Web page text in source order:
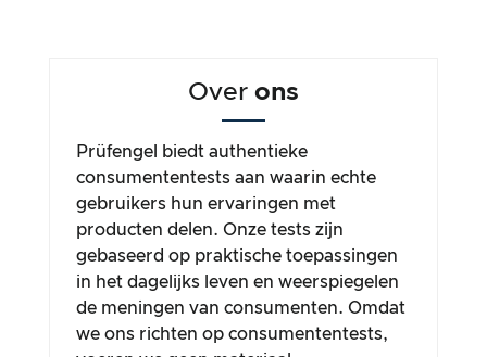
Over ons
Prüfengel biedt authentieke
consumententests aan waarin echte
gebruikers hun ervaringen met
producten delen. Onze tests zijn
gebaseerd op praktische toepassingen
in het dagelijks leven en weerspiegelen
de meningen van consumenten. Omdat
we ons richten op consumententests,